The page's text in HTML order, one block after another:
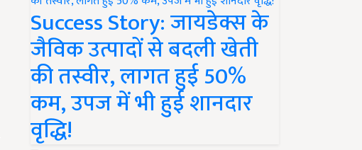
Success Story: जायडेक्स के
जैविक उत्पादों से बदली खेती
की तस्वीर, लागत हुई 50%
कम, उपज में भी हुई शानदार
वृद्धि!